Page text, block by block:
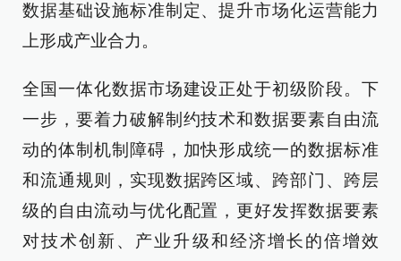
数据基础设施标准制定、提升市场化运营能力
上形成产业合力。
全国一体化数据市场建设正处于初级阶段。下
一步，要着力破解制约技术和数据要素自由流
动的体制机制障碍，加快形成统一的数据标准
和流通规则，实现数据跨区域、跨部门、跨层
级的自由流动与优化配置，更好发挥数据要素
对技术创新、产业升级和经济增长的倍增效